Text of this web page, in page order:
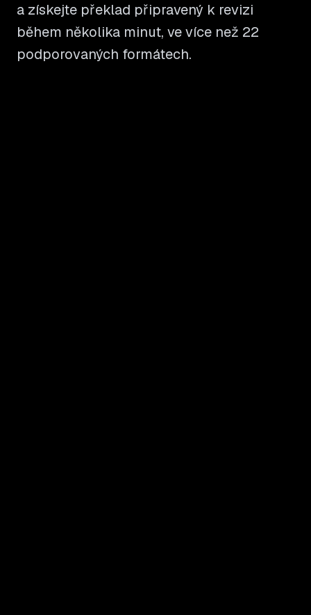
a získejte překlad připravený k revizi
během několika minut, ve více než 22
podporovaných formátech.